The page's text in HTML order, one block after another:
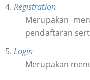
4. Registration
Merupakan
pendaftaran
5. Login
Merupakan